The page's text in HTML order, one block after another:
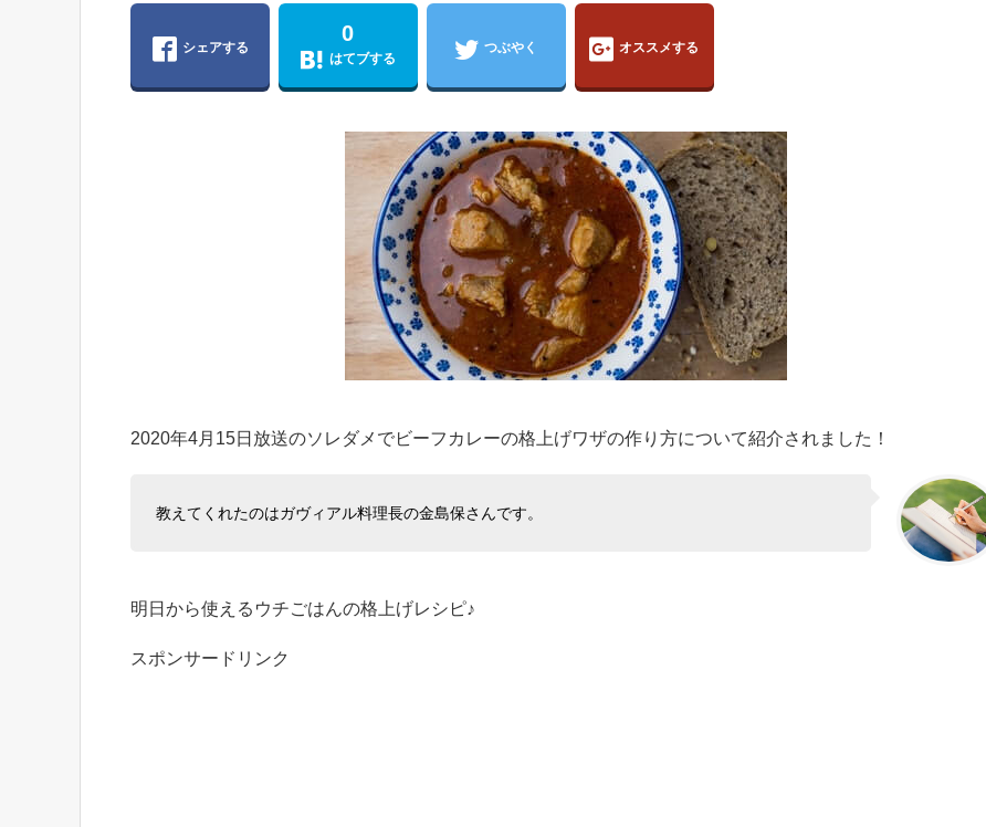
シェアする
0
はてブする
つぶやく オススメする
2020年4月15日放送のソレダメでビーフカレーの格上げワザの作り方について紹介されました！
教えてくれたのはガヴィアル料理長の金島保さんです。
明日から使えるウチごはんの格上げレシピ♪
スポンサードリンク